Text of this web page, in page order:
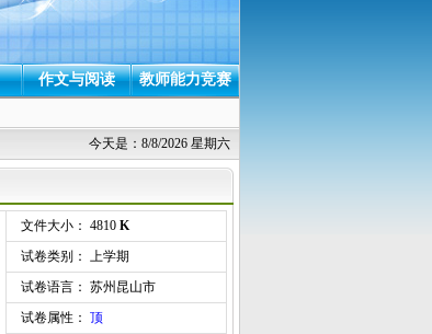
作文与阅读 教师能力竞赛
今天是：8/8/2026 星期六
文件大小： 4810 K
试卷类别： 上学期
试卷语言： 苏州昆山市
试卷属性： 顶